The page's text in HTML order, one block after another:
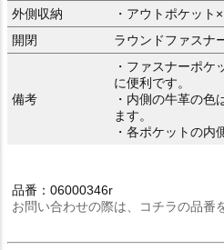
外側収納
・アウトポケット
開閉
ラウンドファスナ
備考
・ファスナーポケ
に便利です。
・内側の牛革の色
ます。
・各ポケットの内
品番：06000346r
お問い合わせの際は、コチラの品番